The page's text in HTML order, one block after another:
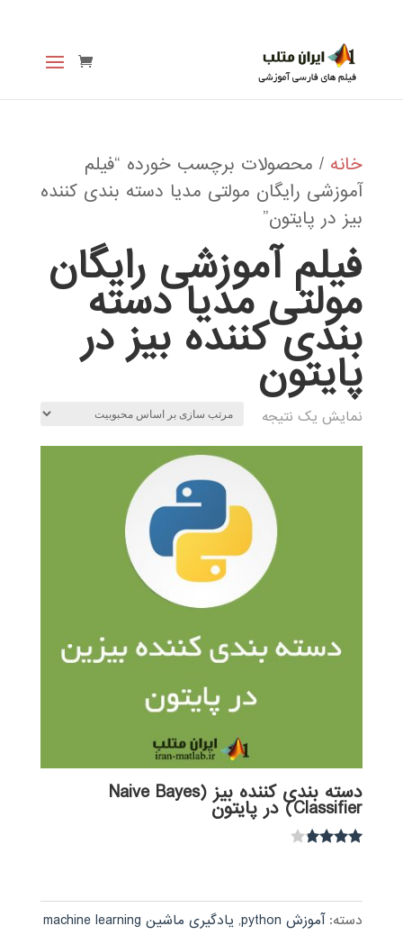
خانه / محصولات برچسب خورده “فیلم
آموزشی رایگان مولتی مدیا دسته بندی کننده
بیز در پایتون”
فیلم آموزشی رایگان
مولتی مدیا دسته
بندی کننده بیز در
پایتون
نمایش یک نتیجه
دسته بندی کننده بیز (Naive Bayes
Classifier) در پایتون
دسته:آموزش python , یادگیری ماشین machine learning